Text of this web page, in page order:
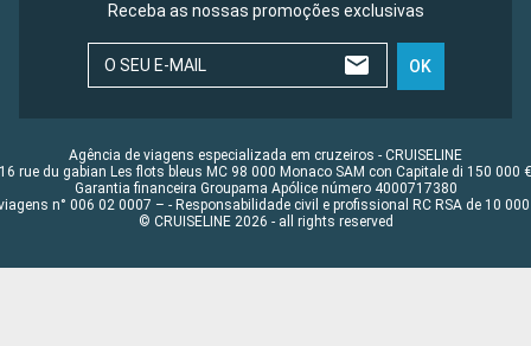
Receba as nossas promoções exclusivas
O SEU E-MAIL OK
Agência de viagens especializada em cruzeiros - CRUISELINE
16 rue du gabian Les flots bleus MC 98 000 Monaco SAM con Capitale di 150 000 €
Garantia financeira Groupama Apólice número 4000717380
n° 006 02 0007 – - Responsabilidade civil e profissional RC RSA de 10 000
© CRUISELINE 2026 - all rights reserved